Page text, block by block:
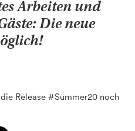
Arbeiten und
Die neue
Release #Summer20 noch